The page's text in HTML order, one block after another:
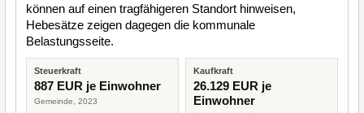
können auf einen tragfähigeren Standort hinweisen,
Hebesätze zeigen dagegen die kommunale
Belastungsseite.
Steuerkraft
887 EUR je Einwohner
Gemeinde, 2023
Kaufkraft
26.129 EUR je
Einwohner